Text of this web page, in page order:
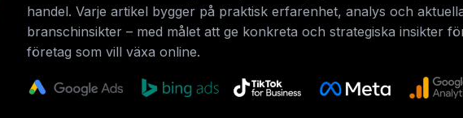
handel. Varje artikel bygger på praktisk erfarenhet, analys och
branschinsikter – med målet att ge konkreta och strategiska insikter
företag som vill växa online.